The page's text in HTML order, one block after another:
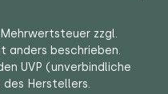
zzgl.
anders beschrieben.
UVP (unverbindliche
Herstellers.